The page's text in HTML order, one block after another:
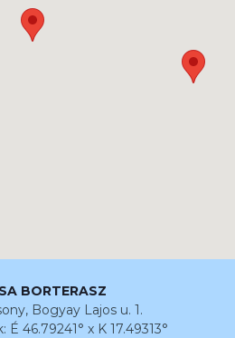
BORTERASZ
Bogyay Lajos u. 1.
46.79241° x K 17.49313°